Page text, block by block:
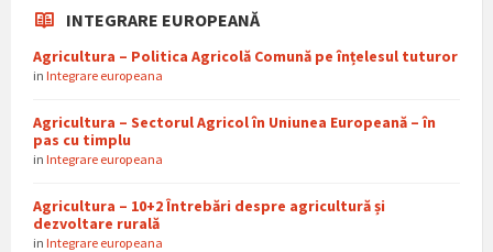
INTEGRARE EUROPEANĂ
Agricultura – Politica Agricolă Comună pe înțelesul tuturor
in Integrare europeana
Agricultura – Sectorul Agricol în Uniunea Europeană – în
pas cu timplu
in Integrare europeana
Agricultura – 10+2 Întrebări despre agricultură și
dezvoltare rurală
in Integrare europeana